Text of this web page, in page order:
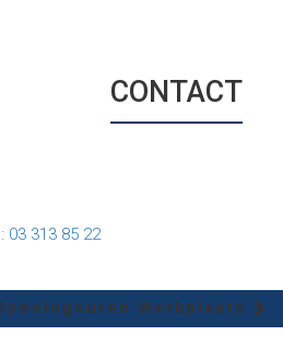
CONTACT
03 313 85 22
Werkplaats